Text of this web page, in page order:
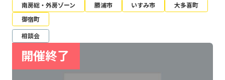
南房総・外房ゾーン 勝浦市 いすみ市
大多喜町
御宿町
相談会